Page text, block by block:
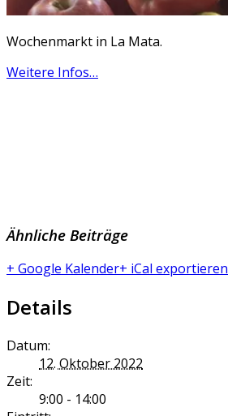
Wochenmarkt in La Mata.
Weitere Infos…
Ähnliche Beiträge
+ Google Kalender+ iCal exportieren
Details
Datum:
12. Oktober 2022
Zeit:
9:00 - 14:00